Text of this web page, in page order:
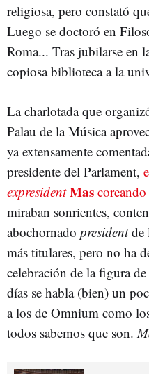
religiosa, pero constató
Luego se doctoró en
Roma... Tras jubilarse en
copiosa biblioteca a la
La charlotada que
Palau de la Música
ya extensamente
presidente del Parlament,
expresidentMas
miraban sonrientes,
abochornado presidentde
más titulares, pero no ha
celebración de la figura
días se habla (bien) un
a los de Omnium como
todos sabemos que son.